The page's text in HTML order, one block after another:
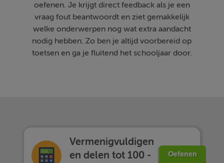
oefenen. Je krijgt direct feedback als je een
vraag fout beantwoordt en ziet gemakkelijk
welke onderwerpen nog wat extra aandacht
nodig hebben. Zo ben je altijd voorbereid op
toetsen en ga je fluitend het schooljaar door.
Vermenigvuldigen
en delen tot 100 -
Oefenen